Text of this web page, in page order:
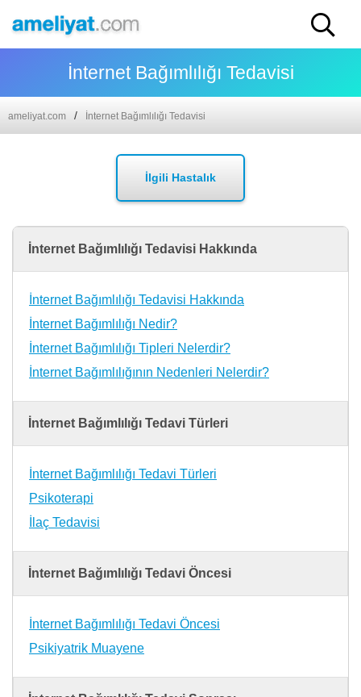
İnternet Bağımlılığı Tedavisi
ameliyat.com İnternet Bağımlılığı Tedavisi
İlgili Hastalık
İnternet Bağımlılığı Tedavisi Hakkında
İnternet Bağımlılığı Tedavisi Hakkında
İnternet Bağımlılığı Nedir?
İnternet Bağımlılığı Tipleri Nelerdir?
İnternet Bağımlılığının Nedenleri Nelerdir?
İnternet Bağımlılığı Tedavi Türleri
İnternet Bağımlılığı Tedavi Türleri
Psikoterapi
İlaç Tedavisi
İnternet Bağımlılığı Tedavi Öncesi
İnternet Bağımlılığı Tedavi Öncesi
Psikiyatrik Muayene